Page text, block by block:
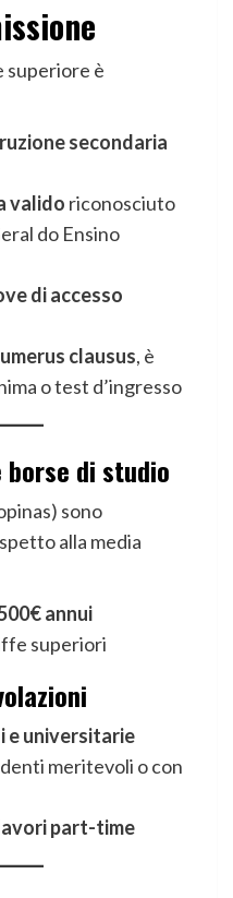
superiore è
secondaria
valido riconosciuto
do Ensino
di accesso
clausus, è
o test d’ingresso
borse di studio
sono
alla media
annui
superiori
e universitarie
meritevoli o con
part-time